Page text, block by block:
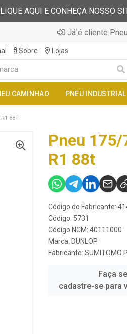
AQUI E CONHEÇA NOSSO
Já é cliente
Sobre Lojas
CAMINHAO PNEU INDUSTRIAL
88T
Pneu
R1 88t
Código do Fabricante:
Código: 5731
Código NCM: 40111000
Marca: DUNLOP
Fabricante: SUMITOMO
Faça
cadastre-se para